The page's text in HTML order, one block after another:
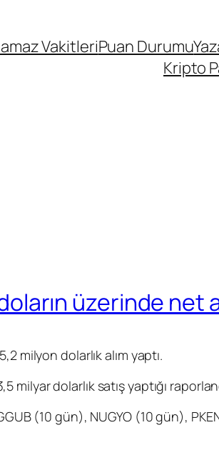
VakitleriPuan Durumu
Kripto
üzerinde net
milyon dolarlık alım yaptı.
milyar dolarlık satış yaptığı
(10 gün), NUGYO(10 gün),